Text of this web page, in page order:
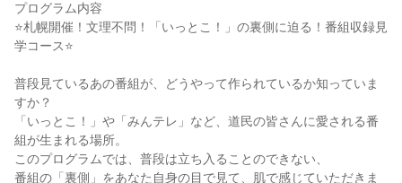
プログラム内容
⭐札幌開催！文理不問！「いっとこ！」の裏側に迫る！番組収録見
学コース⭐
普段見ているあの番組が、どうやって作られているか知っていま
すか？
「いっとこ！」や「みんテレ」など、道民の皆さんに愛される番
組が生まれる場所。
このプログラムでは、普段は立ち入ることのできない、
番組の「裏側」をあなた自身の目で見て、肌で感じていただきま